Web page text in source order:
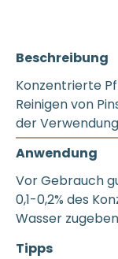
Beschreibung
Konzentrierte
Reinigen von
der
Anwendung
Vor Gebrauch
0,1-0,2% des
Wasser
Tipps